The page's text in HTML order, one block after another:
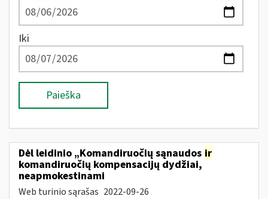
Iki
Paieška
Dėl leidinio „Komandiruočių sąnaudos ir
komandiruočių kompensacijų dydžiai,
neapmokestinami
Web turinio sąrašas 2022-09-26